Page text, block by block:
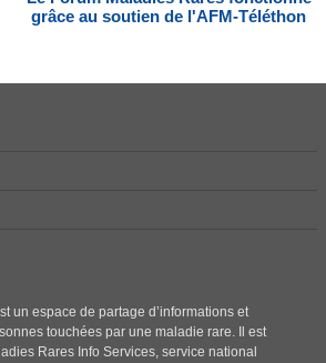
grâce au soutien de l'AFM-Téléthon
un espace de partage d’informations et
touchées par une maladie rare. Il est
Rares Info Services, service national